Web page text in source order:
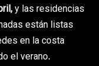
y las residencias
están listas
en la costa
el verano.